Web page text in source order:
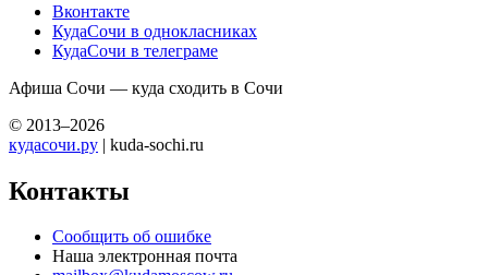
Вконтакте
КудаСочи в однокласниках
КудаСочи в телеграме
Афиша Сочи — куда сходить в Сочи
© 2013–2026
кудасочи.ру | kuda-sochi.ru
Контакты
Сообщить об ошибке
Наша электронная почта